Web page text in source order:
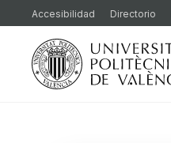
Accesibilidad Directorio